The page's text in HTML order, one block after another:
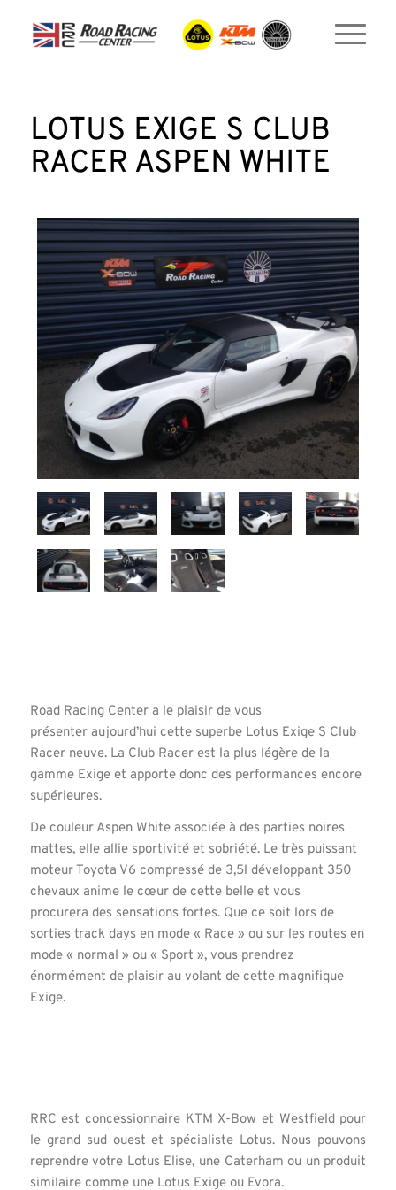
LOTUS EXIGE S CLUB
RACER ASPEN WHITE
Road Racing Center a le plaisir de vous
présenter aujourd’hui cette superbe Lotus Exige S Club
Racer neuve. La Club Racer est la plus légère de la
gamme Exige et apporte donc des performances encore
supérieures.
De couleur Aspen White associée à des parties noires
mattes, elle allie sportivité et sobriété. Le très puissant
moteur Toyota V6 compressé de 3,5l développant 350
chevaux anime le cœur de cette belle et vous
procurera des sensations fortes. Que ce soit lors de
sorties track days en mode « Race » ou sur les routes en
mode « normal » ou « Sport », vous prendrez
énormément de plaisir au volant de cette magnifique
Exige.
RRC est concessionnaire KTM X-Bow et Westfield pour
le grand sud ouest et spécialiste Lotus. Nous pouvons
reprendre votre Lotus Elise, une Caterham ou un produit
similaire comme une Lotus Exige ou Evora.